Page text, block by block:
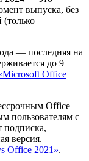
выпуска, без
— последняя на
до 9
Office
Office
пользователям с
подписка,
версия.
Office 2021».